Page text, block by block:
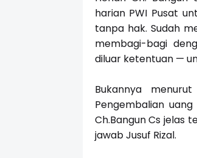
harian PWI Pusat
tanpa hak. Sudah
membagi-bagi
diluar ketentuan —
Bukannya
Pengembalian
Ch.Bangun Cs jelas
jawab Jusuf Rizal.